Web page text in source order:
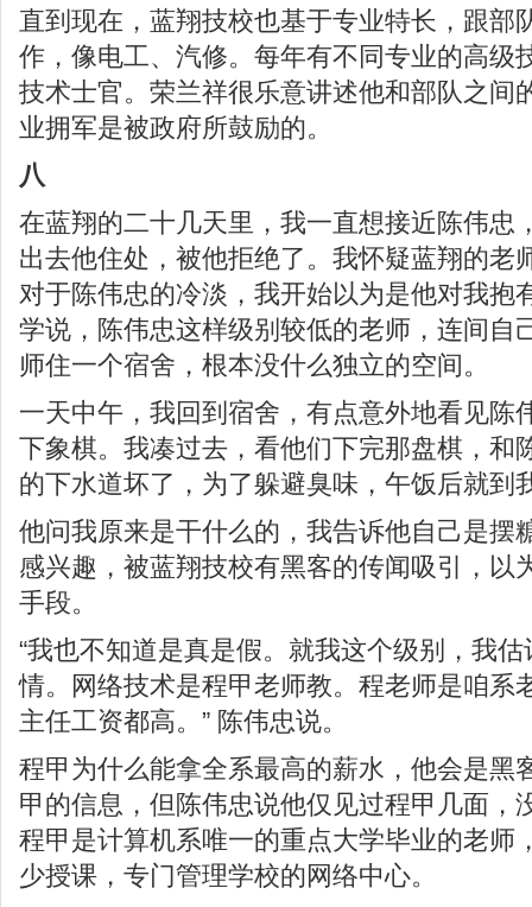
直到现在，蓝翔技校也基于专业特长，跟部
作，像电工、汽修。每年有不同专业的高级
技术士官。荣兰祥很乐意讲述他和部队之间
业拥军是被政府所鼓励的。
八
在蓝翔的二十几天里，我一直想接近陈伟忠
出去他住处，被他拒绝了。我怀疑蓝翔的老
对于陈伟忠的冷淡，我开始以为是他对我抱
学说，陈伟忠这样级别较低的老师，连间自
师住一个宿舍，根本没什么独立的空间。
一天中午，我回到宿舍，有点意外地看见陈
下象棋。我凑过去，看他们下完那盘棋，和
的下水道坏了，为了躲避臭味，午饭后就到
他问我原来是干什么的，我告诉他自己是摆
感兴趣，被蓝翔技校有黑客的传闻吸引，以
手段。
“我也不知道是真是假。就我这个级别，我
情。网络技术是程甲老师教。程老师是咱系
主任工资都高。” 陈伟忠说。
程甲为什么能拿全系最高的薪水，他会是黑
甲的信息，但陈伟忠说他仅见过程甲几面，
程甲是计算机系唯一的重点大学毕业的老师
少授课，专门管理学校的网络中心。